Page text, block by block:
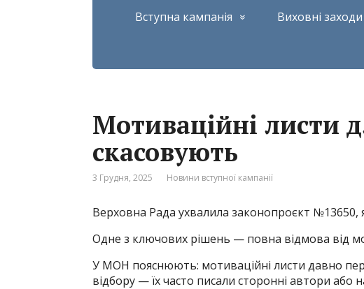
Вступна кампанія Виховні заходи
Мотиваційні листи
скасовують
3 Грудня, 2025 Новини вступної кампанії
Верховна Рада ухвалила законопроєкт №13650,
Одне з ключових рішень — повна відмова від
У МОН пояснюють: мотиваційні листи давно
відбору — їх часто писали сторонні автори або